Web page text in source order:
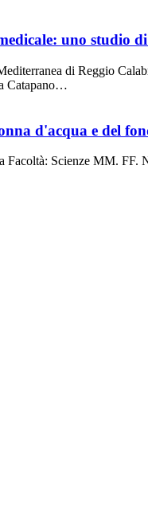
uno studio
di Reggio
Catapano…
d'acqua e del
Scienze MM.